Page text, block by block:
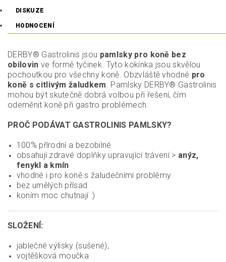
DISKUZE
HODNOCENÍ
DERBY® Gastrolinis jsou pamlsky pro koně bez
obilovin ve formě tyčinek. Tyto kokínka jsou skvělou
pochoutkou pro všechny koně. Obzvláště vhodné pro
koně s citlivým žaludkem . Pamlsky DERBY® Gastrolinis
mohou být skutečně dobrá volbou při řešení, čím
odeměnit koně při gastro problémech.
PROČ PODÁVAT GASTROLINIS PAMLSKY?
100% přírodní a bezobilné
obsahují zdravé doplňky upravující trávení > anýz,
fenykl a kmín
vhodné i pro koně s žaludečními problémy
bez umělých přísad
koním moc chutnají :)
SLOŽENÍ:
jablečné výlisky (sušené),
vojtěšková moučka